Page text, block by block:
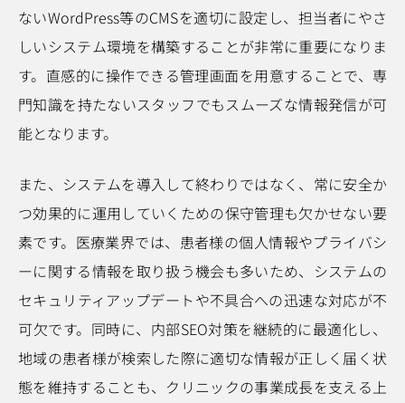
ないWordPress等のCMSを適切に設定し、担当者にやさ
しいシステム環境を構築することが非常に重要になりま
す。直感的に操作できる管理画面を用意することで、専
門知識を持たないスタッフでもスムーズな情報発信が可
能となります。
また、システムを導入して終わりではなく、常に安全か
つ効果的に運用していくための保守管理も欠かせない要
素です。医療業界では、患者様の個人情報やプライバシ
ーに関する情報を取り扱う機会も多いため、システムの
セキュリティアップデートや不具合への迅速な対応が不
可欠です。同時に、内部SEO対策を継続的に最適化し、
地域の患者様が検索した際に適切な情報が正しく届く状
態を維持することも、クリニックの事業成長を支える上